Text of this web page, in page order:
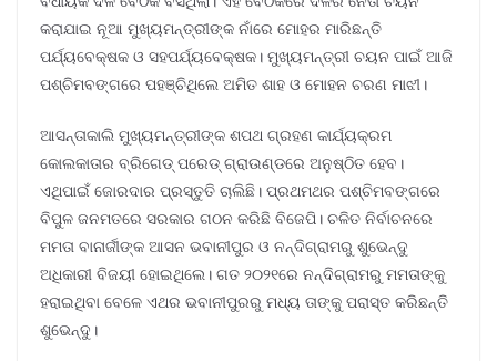
କରାଯାଇ ନୂଆ ମୁଖ୍ୟମନ୍ତ୍ରୀଙ୍କ ନାଁରେ ମୋହର ମାରିଛନ୍ତି
ପର୍ଯ୍ୟବେକ୍ଷକ ଓ ସହପର୍ଯ୍ୟବେକ୍ଷକ। ମୁଖ୍ୟମନ୍ତ୍ରୀ ଚୟନ ପାଇଁ ଆଜି
ପଶ୍ଚିମବଙ୍ଗରେ ପହଞ୍ଚିଥିଲେ ଅମିତ ଶାହ ଓ ମୋହନ ଚରଣ ମାଝୀ।
ଆସନ୍ତାକାଲି ମୁଖ୍ୟମନ୍ତ୍ରୀଙ୍କ ଶପଥ ଗ୍ରହଣ କାର୍ଯ୍ୟକ୍ରମ
କୋଲକାତାର ବ୍ରିଗେଡ୍ ପରେଡ୍ ଗ୍ରାଉଣ୍ଡରେ ଅନୁଷ୍ଠିତ ହେବ।
ଏଥିପାଇଁ ଜୋରଦାର ପ୍ରସ୍ତୁତି ଚାଲିଛି। ପ୍ରଥମଥର ପଶ୍ଚିମବଙ୍ଗରେ
ବିପୁଳ ଜନମତରେ ସରକାର ଗଠନ କରିଛି ବିଜେପି। ଚଳିତ ନିର୍ବାଚନରେ
ମମତା ବାନାର୍ଜୀଙ୍କ ଆସନ ଭବାନୀପୁର ଓ ନନ୍ଦିଗ୍ରାମରୁ ଶୁଭେନ୍ଦୁ
ଅଧିକାରୀ ବିଜୟୀ ହୋଇଥିଲେ। ଗତ ୨୦୨୧ରେ ନନ୍ଦିଗ୍ରାମରୁ ମମତାଙ୍କୁ
ହରାଇଥିବା ବେଳେ ଏଥର ଭବାନୀପୁରରୁ ମଧ୍ୟ ତାଙ୍କୁ ପରାସ୍ତ କରିଛନ୍ତି
ଶୁଭେନ୍ଦୁ।